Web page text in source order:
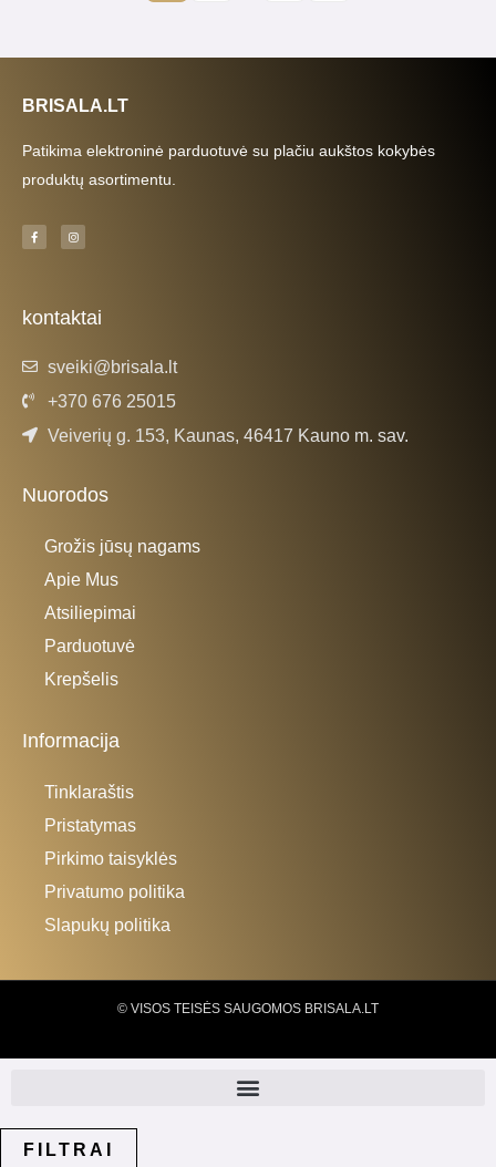
BRISALA.LT
Patikima elektroninė parduotuvė su plačiu aukštos kokybės
produktų asortimentu.
F
a
c
-
f
I
n
s
m
kontaktai
sveiki@brisala.lt
+370 676 25015
Veiverių g. 153, Kaunas, 46417 Kauno m. sav.
Nuorodos
Grožis jūsų nagams
Apie Mus
Atsiliepimai
Parduotuvė
Krepšelis
Informacija
Tinklaraštis
Pristatymas
Pirkimo taisyklės
Privatumo politika
Slapukų politika
© VISOS TEISĖS SAUGOMOS BRISALA.LT
FILTRAI